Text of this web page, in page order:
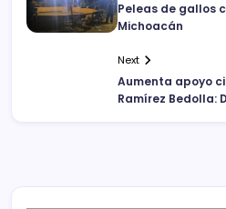
Peleas de gallos
Michoacán
Next
Aumenta apoyo
Ramírez Bedolla: